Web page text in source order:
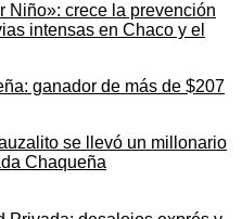
Niño»: crece la prevención
intensas en Chaco y el
se llevó un millonario
Chaqueña